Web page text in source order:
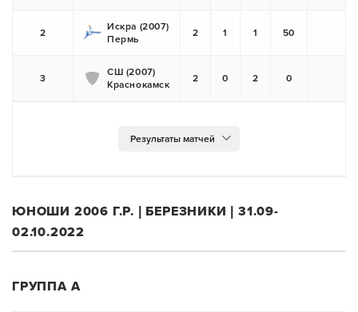
2
Искра (2007)
Пермь
2 1 1 50
3
СШ (2007)
Краснокамск
2 0 2 0
ЮНОШИ 2006 Г.Р. | БЕРЕЗНИКИ | 31.09-
02.10.2022
ГРУППА А